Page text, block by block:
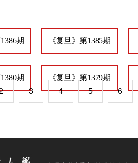
期 《复旦》第1385期
期 《复旦》第1379期
3 4 5 6